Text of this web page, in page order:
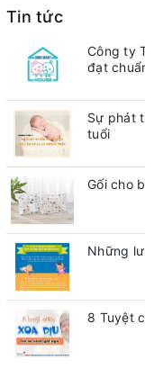
Tin tức
Công ty
đạt
Sự phát
tuổi
Gối cho
Những
8 Tuyệt